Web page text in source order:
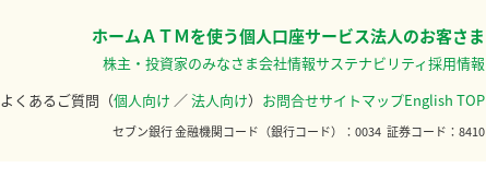
ホームＡＴＭを使う個人口座サービス法人のお客さま
株主・投資家のみなさま会社情報サステナビリティ採用情報
よくあるご質問（個人向け ／法人向け） お問合せサイトマップEnglish TOP
セブン銀行 金融機関コード（銀行コード） 0034 証券コード 8410